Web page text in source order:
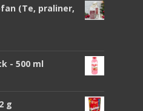
(Te, praliner,
- 500 ml
g